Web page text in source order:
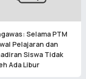
Selama PTM
Pelajaran dan
Siswa Tidak
Ada Libur